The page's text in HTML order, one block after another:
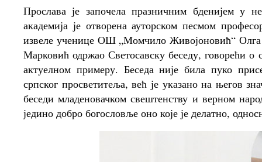
Прослава је започела празничним бденијем у
академија је отворена ауторском песмом
извеле ученице ОШ „Момчило Живојоновић“
Марковић одржао Светосавску беседу, говорећи о
актуелном примеру. Беседа није била пуко
српског просветитеља, већ је указано на његов
беседи младеновачком свештенству и верном
једино добро богословље оно које је делатно,